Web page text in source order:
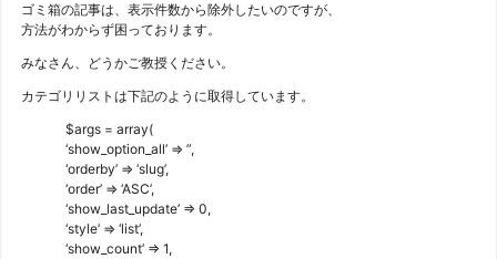
ゴミ箱の記事は、表示件数から除外したいのですが、
方法がわからず困っております。
みなさん、どうかご教授ください。
カテゴリリストは下記のように取得しています。
$args = array(
‘show_option_all’ => ”,
‘orderby’ => ‘slug’,
‘order’ => ‘ASC’,
‘show_last_update’ => 0,
‘style’ => ‘list’,
‘show_count’ => 1,